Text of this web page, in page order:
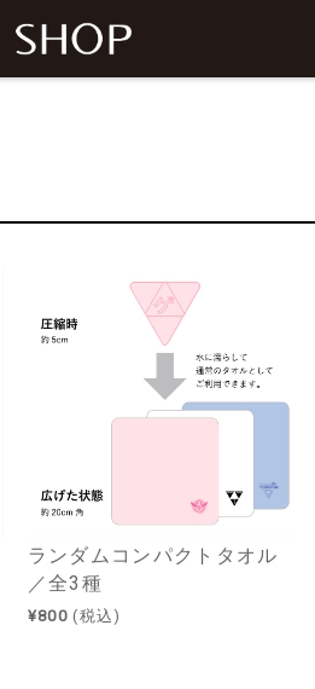
ランダムコンパクトタオル
／全3種
¥800 (税込)